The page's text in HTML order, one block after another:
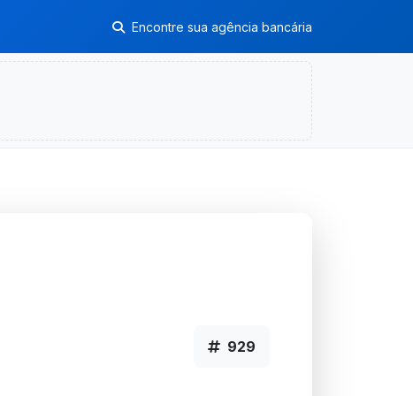
Encontre sua agência bancária
929